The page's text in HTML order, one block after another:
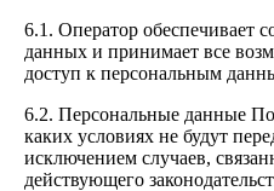
6.1. Оператор обеспечивает
данных и принимает все
доступ к персональным
6.2. Персональные данные
каких условиях не будут
исключением случаев,
действующего